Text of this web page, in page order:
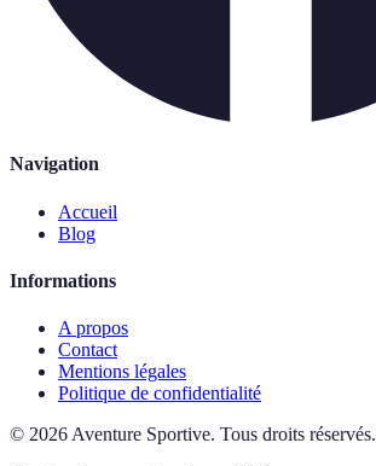
Navigation
Accueil
Blog
Informations
A propos
Contact
Mentions légales
Politique de confidentialité
© 2026 Aventure Sportive. Tous droits réservés.